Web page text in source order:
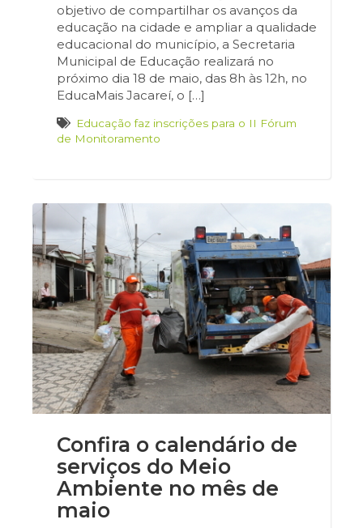
objetivo de compartilhar os avanços da
educação na cidade e ampliar a qualidade
educacional do município, a Secretaria
Municipal de Educação realizará no
próximo dia 18 de maio, das 8h às 12h, no
EducaMais Jacareí, o […]
Educação faz inscrições para o II Fórum
de Monitoramento
Confira o calendário de
serviços do Meio
Ambiente no mês de
maio